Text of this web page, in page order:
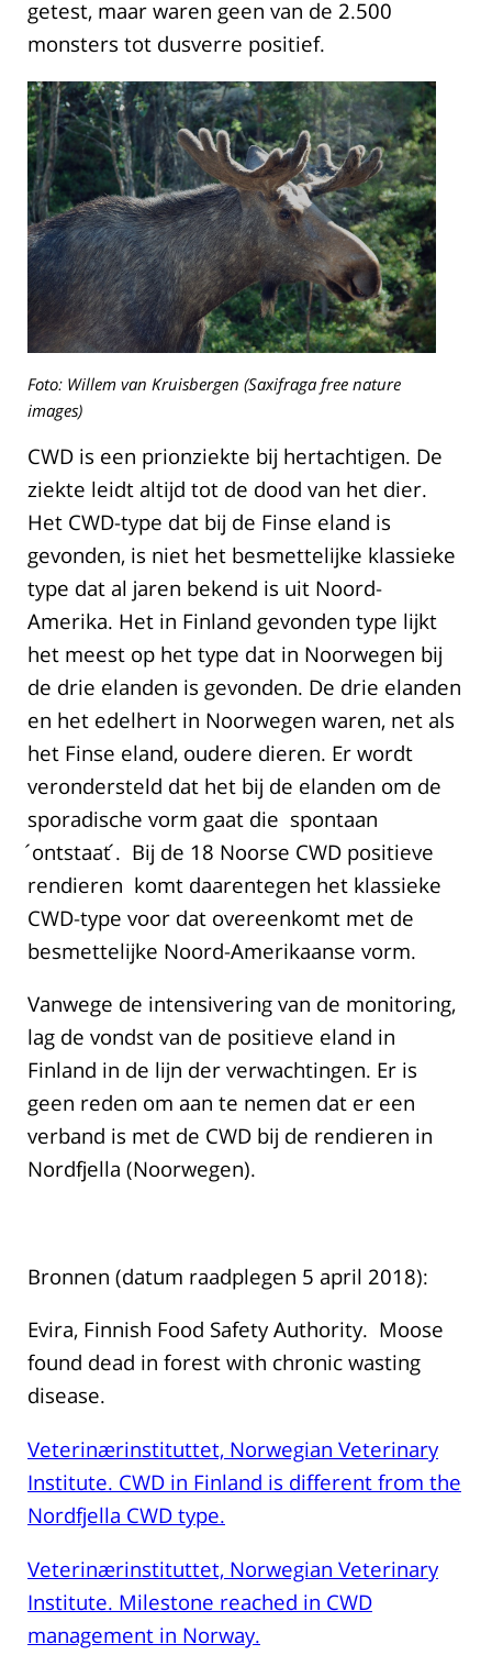
getest, maar waren geen van de 2.500
monsters tot dusverre positief.
Foto: Willem van Kruisbergen (Saxifraga free nature
images)
CWD is een prionziekte bij hertachtigen. De
ziekte leidt altijd tot de dood van het dier.
Het CWD-type dat bij de Finse eland is
gevonden, is niet het besmettelijke klassieke
type dat al jaren bekend is uit Noord-
Amerika. Het in Finland gevonden type lijkt
het meest op het type dat in Noorwegen bij
de drie elanden is gevonden. De drie elanden
en het edelhert in Noorwegen waren, net als
het Finse eland, oudere dieren. Er wordt
verondersteld dat het bij de elanden om de
sporadische vorm gaat die spontaan
´ontstaat´. Bij de 18 Noorse CWD positieve
rendieren komt daarentegen het klassieke
CWD-type voor dat overeenkomt met de
besmettelijke Noord-Amerikaanse vorm.
Vanwege de intensivering van de monitoring,
lag de vondst van de positieve eland in
Finland in de lijn der verwachtingen. Er is
geen reden om aan te nemen dat er een
verband is met de CWD bij de rendieren in
Nordfjella (Noorwegen).
Bronnen (datum raadplegen 5 april 2018):
Evira, Finnish Food Safety Authority. Moose
found dead in forest with chronic wasting
disease.
Veterinærinstituttet, Norwegian Veterinary
Institute. CWD in Finland is different from the
Nordfjella CWD type.
Veterinærinstituttet, Norwegian Veterinary
Institute. Milestone reached in CWD
management in Norway.